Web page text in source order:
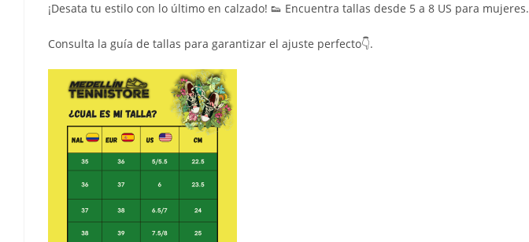
¡Desata tu estilo con lo último en calzado! 👟 Encuentra tallas desde 5 a 8 US para mujeres.
Consulta la guía de tallas para garantizar el ajuste perfecto👇.